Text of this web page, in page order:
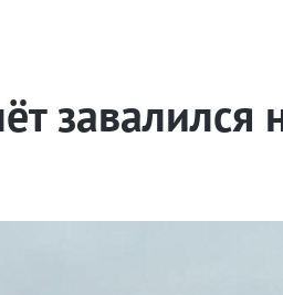
завалился